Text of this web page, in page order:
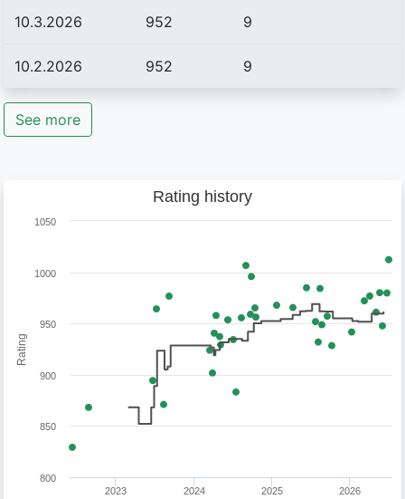
10.3.2026 952 9
10.2.2026 952 9
See more
Rating
Rating history
2023 2024 2025 2026
800
850
900
950
1000
1050